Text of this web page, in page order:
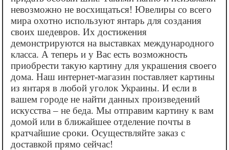
невозможно не восхищаться! Ювелиры со всего
мира охотно используют янтарь для создания
своих шедевров. Их достижения
демонстрируются на выставках международного
класса. А теперь и у Вас есть возможность
приобрести такую картину для украшения своего
дома. Наш интернет-магазин поставляет картины
из янтаря в любой уголок Украины. И если в
вашем городе не найти данных произведений
искусства – не беда. Мы отправим картину к вам
домой или в ближайшее отделение почты в
кратчайшие сроки. Осуществляйте заказ с
доставкой прямо сейчас!